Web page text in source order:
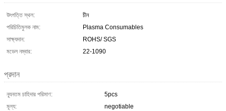
উৎপত্তি স্থল:
চীন
পরিচিতিমুলক নাম:
Plasma Consumables
সাক্ষ্যদান:
ROHS/ SGS
মডেল নম্বার:
22-1090
প্রদান
ন্যূনতম চাহিদার পরিমাণ:
5pcs
মূল্য:
negotiable